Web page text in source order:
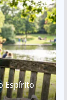
Espírito